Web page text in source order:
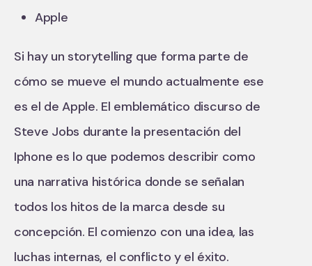
Apple
Si hay un storytelling que forma parte de
cómo se mueve el mundo actualmente ese
es el de Apple. El emblemático discurso de
Steve Jobs durante la presentación del
Iphone es lo que podemos describir como
una narrativa histórica donde se señalan
todos los hitos de la marca desde su
concepción. El comienzo con una idea, las
luchas internas, el conflicto y el éxito.